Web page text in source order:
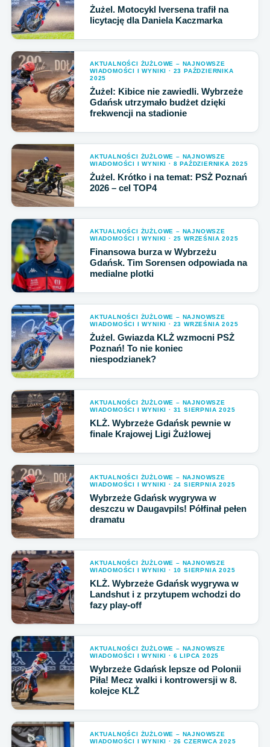
Żużel. Motocykl Iversena trafił na
licytację dla Daniela Kaczmarka
AKTUALNOŚCI ŻUŻLOWE – NAJNOWSZE
WIADOMOŚCI I WYNIKI · 23 PAŹDZIERNIKA
2025
Żużel: Kibice nie zawiedli. Wybrzeże
Gdańsk utrzymało budżet dzięki
frekwencji na stadionie
AKTUALNOŚCI ŻUŻLOWE – NAJNOWSZE
WIADOMOŚCI I WYNIKI · 8 PAŹDZIERNIKA 2025
Żużel. Krótko i na temat: PSŻ Poznań
2026 – cel TOP4
AKTUALNOŚCI ŻUŻLOWE – NAJNOWSZE
WIADOMOŚCI I WYNIKI · 25 WRZEŚNIA 2025
Finansowa burza w Wybrzeżu
Gdańsk. Tim Sorensen odpowiada na
medialne plotki
AKTUALNOŚCI ŻUŻLOWE – NAJNOWSZE
WIADOMOŚCI I WYNIKI · 23 WRZEŚNIA 2025
Żużel. Gwiazda KLŻ wzmocni PSŻ
Poznań! To nie koniec
niespodzianek?
AKTUALNOŚCI ŻUŻLOWE – NAJNOWSZE
WIADOMOŚCI I WYNIKI · 31 SIERPNIA 2025
KLŻ. Wybrzeże Gdańsk pewnie w
finale Krajowej Ligi Żużlowej
AKTUALNOŚCI ŻUŻLOWE – NAJNOWSZE
WIADOMOŚCI I WYNIKI · 24 SIERPNIA 2025
Wybrzeże Gdańsk wygrywa w
deszczu w Daugavpils! Półfinał pełen
dramatu
AKTUALNOŚCI ŻUŻLOWE – NAJNOWSZE
WIADOMOŚCI I WYNIKI · 10 SIERPNIA 2025
KLŻ. Wybrzeże Gdańsk wygrywa w
Landshut i z przytupem wchodzi do
fazy play-off
AKTUALNOŚCI ŻUŻLOWE – NAJNOWSZE
WIADOMOŚCI I WYNIKI · 6 LIPCA 2025
Wybrzeże Gdańsk lepsze od Polonii
Piła! Mecz walki i kontrowersji w 8.
kolejce KLŻ
AKTUALNOŚCI ŻUŻLOWE – NAJNOWSZE
WIADOMOŚCI I WYNIKI · 26 CZERWCA 2025